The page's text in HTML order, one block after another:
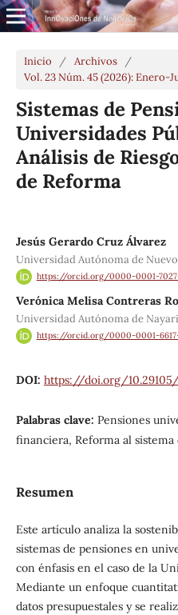
Inicio / Archivos
/
Vol. 23 Núm. 45 (2026): Enero-
Sistemas de
Universidades
Análisis de
de Reforma
Jesús Gerardo Cruz Álvarez
Universidad Autónoma de
https://orcid.org/0000-0001-
Verónica Melisa Contreras
Universidad Autónoma de
https://orcid.org/0000-0001-
DOI: https://doi.org/
Palabras clave: Pensiones
financiera, Reforma al
Resumen
Este artículo analiza la
sistemas de pensiones en
con énfasis en el caso de la
Mediante un enfoque
datos presupuestales y se